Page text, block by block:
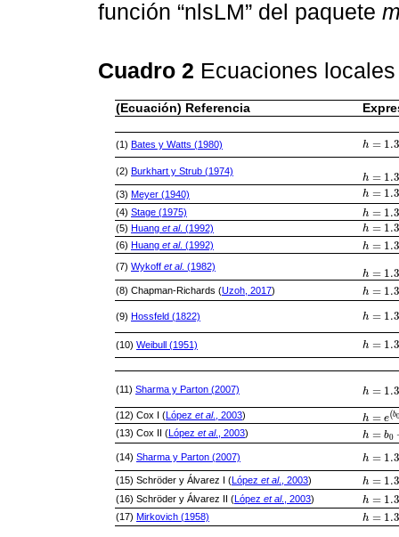
función “nlsLM” del paquete
Cuadro 2 Ecuaciones
(Ecuación) Referencia
(1) Bates y Watts (1980) h =
h=1.3+b
(2) Burkhart y Strub (1974)
h =
h=1.3+b
(3) Meyer (1940) h =
h=1.3+b
(4) Stage (1975) h =
h=1.3+b
(5) Huang et al. (1992) h =
h=1.3+b
(6) Huang et al. (1992) h =
h=1.3+b
(7) Wykoff et al. (1982)
h =
h=1.3+e
(8) Chapman-Richards (Uzoh, 2017) h =
h=1.3+b
(9) Hossfeld (1822) h =
h=1.3+d
(10) Weibull (1951) h =
h=1.3+b
(11) Sharma y Parton (2007) h =
h=1.3+b
(12) Cox I ( López et al., 2003) h = e(b
h=eb 0+b
(13) Cox II ( López et al., 2003) h = b0
h=b0 +b 1
(14) Sharma y Parton (2007) h =
h=1.3+b
(15) Schröder y Álvarez I ( López et al., 2003) h =
h=1.3+b
(16) Schröder y Álvarez II ( López et al., 2003) h =
h=1.3+b
(17) Mirkovich (1958) h =
h=1.3+b